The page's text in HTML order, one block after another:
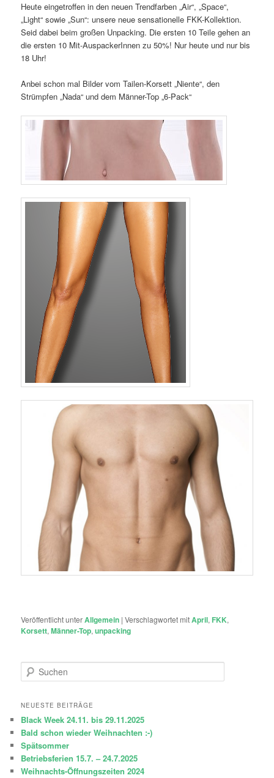
Heute eingetroffen in den neuen Trendfarben „Air“, „Space“,
„Light“ sowie „Sun“: unsere neue sensationelle FKK-Kollektion.
Seid dabei beim großen Unpacking. Die ersten 10 Teile gehen an
die ersten 10 Mit-AuspackerInnen zu 50%! Nur heute und nur bis
18 Uhr!
Anbei schon mal Bilder vom Tailen-Korsett „Niente“, den
Strümpfen „Nada“ und dem Männer-Top „6-Pack“
Veröffentlicht unterAllgemein |Verschlagwortet mitApril, FKK,
Korsett,Männer-Top,unpacking
u
h
n
NEUESTE BEITRÄGE
Black Week 24.11. bis 29.11.2025
Bald schon wieder Weihnachten :-)
Spätsommer
Betriebsferien 15.7. – 24.7.2025
Weihnachts-Öffnungszeiten 2024